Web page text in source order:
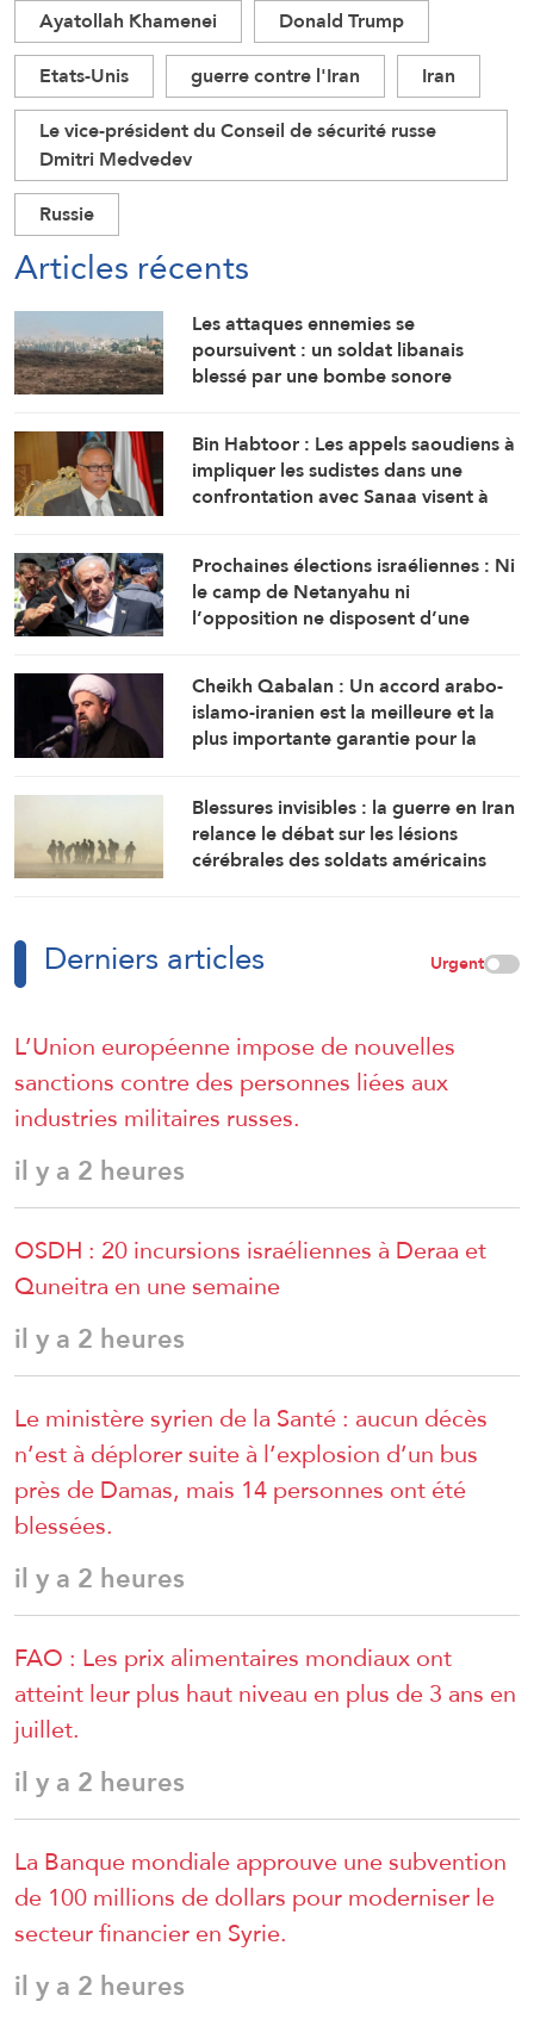
Ayatollah Khamenei
Donald Trump
Etats-Unis
guerre contre l'Iran
Iran
Le vice-président du Conseil de sécurité russe
Dmitri Medvedev
Russie
Articles récents
Les attaques ennemies se
poursuivent : un soldat libanais
blessé par une bombe sonore
Bin Habtoor : Les appels saoudiens à
impliquer les sudistes dans une
confrontation avec Sanaa visent à
Prochaines élections israéliennes : Ni
le camp de Netanyahu ni
l’opposition ne disposent d’une
gouvernement
Cheikh Qabalan : Un accord arabo-
islamo-iranien est la meilleure et la
plus importante garantie pour la
Blessures invisibles : la guerre en Iran
relance le débat sur les lésions
cérébrales des soldats américains
Derniers articles Urgent
L’Union européenne impose de nouvelles
sanctions contre des personnes liées aux
industries militaires russes.
il y a 2 heures
OSDH : 20 incursions israéliennes à Deraa et
Quneitra en une semaine
il y a 2 heures
Le ministère syrien de la Santé : aucun décès
n’est à déplorer suite à l’explosion d’un bus
près de Damas, mais 14 personnes ont été
blessées.
il y a 2 heures
FAO : Les prix alimentaires mondiaux ont
atteint leur plus haut niveau en plus de 3 ans en
juillet.
il y a 2 heures
La Banque mondiale approuve une subvention
de 100 millions de dollars pour moderniser le
secteur financier en Syrie.
il y a 2 heures